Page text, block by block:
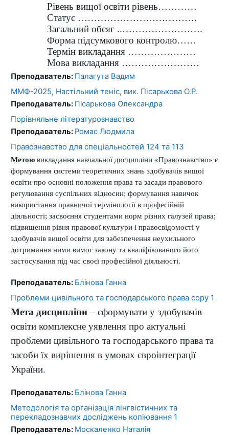
Рівень вищої освіти рівень…………
Статус ……………………………….
Загальний обсяг ..…………………….
Форма підсумкового контролю……
Термін викладання …………………
Мова викладання ……………………
Преподаватель: Палагута Вадим
ММФ-2025, Настільний теніс, вик. Пісарькова О.Р.
Преподаватель: Пісарькова Олександра
Порівняльне літературознавство
Преподаватель: Ромас Людмила
Правознавство для спеціальностей 124 та 113
Метою викладання навчальної дисципліни «Правознавство» є
формування системи теоретичних знаньздобувачів вищої
освіти про основні положення права та засади правового
регулювання суспільних відносин; формування навичок
використання правничої термінології в професійній
діяльності; засвоєння студентами норм різних галузей права;
підвищення рівня правової культури і правосвідомості у
здобувачів вищої освіти для забезпечення неухильного
дотримання ними вимог закону та кваліфікованого його
застосування під час своєї професійної діяльності.
Преподаватель: Блінова Ганна
Проблеми цивільного та господарського права copy 1
Мета дисципліни– сформувати у здобувачів
освіти комплексне уявлення про актуальні
проблеми цивільного та господарського права та
засоби їх вирішення в умовах євроінтеграції
України.
Преподаватель: Блінова Ганна
Методологія та організація лінгвістичних та
перекладознавчих досліджень копіювання 1
Преподаватель: Москаленко Наталія